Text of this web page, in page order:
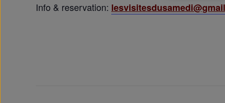
Info & reservation: